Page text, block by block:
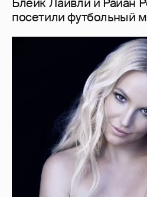
"Я ангел, и это больно".
раскритиковала
себя — за то, что